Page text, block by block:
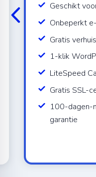
Geschikt
Onbeperkt
Gratis
1-klik
LiteSpeed
Gratis SSL-
100-
garantie